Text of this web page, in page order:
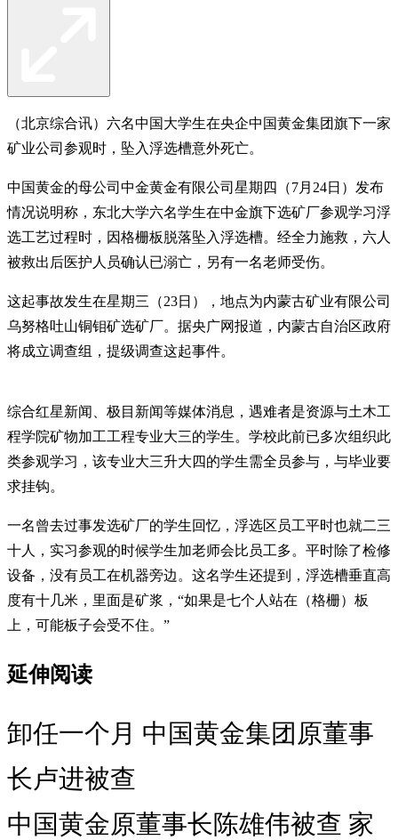
（北京综合讯）六名中国大学生在央企中国黄金集团旗下一家
矿业公司参观时，坠入浮选槽意外死亡。
中国黄金的母公司中金黄金有限公司星期四（7月24日）发布
情况说明称，东北大学六名学生在中金旗下选矿厂参观学习浮
选工艺过程时，因格栅板脱落坠入浮选槽。经全力施救，六人
被救出后医护人员确认已溺亡，另有一名老师受伤。
这起事故发生在星期三（23日），地点为内蒙古矿业有限公司
乌努格吐山铜钼矿选矿厂。据央广网报道，内蒙古自治区政府
将成立调查组，提级调查这起事件。
综合红星新闻、极目新闻等媒体消息，遇难者是资源与土木工
程学院矿物加工工程专业大三的学生。学校此前已多次组织此
类参观学习，该专业大三升大四的学生需全员参与，与毕业要
求挂钩。
一名曾去过事发选矿厂的学生回忆，浮选区员工平时也就二三
十人，实习参观的时候学生加老师会比员工多。平时除了检修
设备，没有员工在机器旁边。这名学生还提到，浮选槽垂直高
度有十几米，里面是矿浆，“如果是七个人站在（格栅）板
上，可能板子会受不住。”
延伸阅读
卸任一个月 中国黄金集团原董事
长卢进被查
中国黄金原董事长陈雄伟被查 家